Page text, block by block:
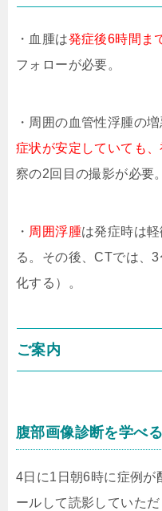
・血腫は発症後6時間ま
フォローが必要。
・周囲の血管性浮腫の
症状が安定していても
察の2回目の撮影が必要。
・ 周囲浮腫は発症時は
る。その後、CTでは、
化する）。
ご案内
腹部画像診断を学べ
4日に1日朝6時に症例が
ールして読影していた